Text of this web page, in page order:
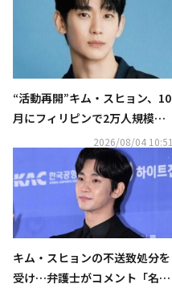
“活動再開”キム・スヒョン、10
月にフィリピンで2万人規模の
ファンミーティングを開催！
2026/08/04 10:51
キム・スヒョンの不送致処分を
受け…弁護士がコメント「名誉